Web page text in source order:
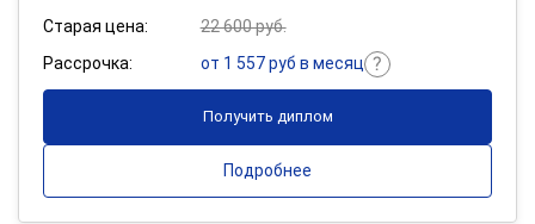
Старая цена:
22 600 руб.
Рассрочка:
от 1 557 руб в месяц
Получить диплом
Подробнее